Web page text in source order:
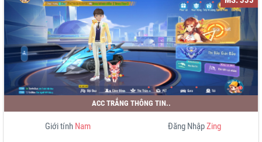
ACC TRẮNG THÔNG TIN..
Giới tính Nam Đăng NhậpZing